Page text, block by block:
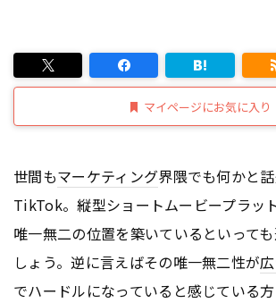
マイページにお気に入り
世間もマーケティング界隈でも何かと
TikTok。縦型ショートムービープラッ
唯一無二の位置を築いているといって
しょう。逆に言えばその唯一無二性が
でハードルになっていると感じている